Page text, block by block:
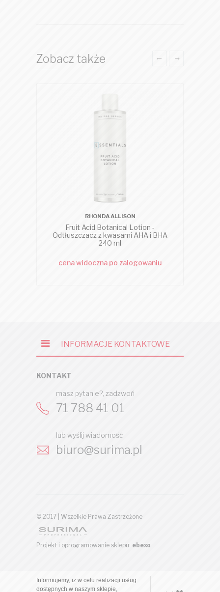
Zobacz także
RHONDA ALLISON
Fruit Acid Botanical Lotion -
Odtłuszczacz z kwasami AHA i BHA
240 ml
cena widoczna po zalogowaniu
INFORMACJE KONTAKTOWE
KONTAKT
masz pytanie?, zadzwoń
71 788 41 01
lub wyślij wiadomość
biuro@surima.pl
© 2017 | Wszelkie Prawa Zastrzeżone
Projekt i oprogramowanie sklepu: ebexo
Informujemy, iż w celu realizacji usług
dostępnych w naszym sklepie,